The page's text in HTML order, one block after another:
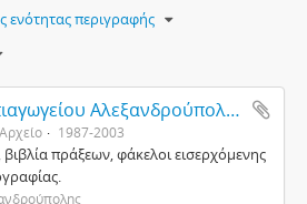
ενότητας περιγραφής
Αρχείο 15ου Νηπιαγωγείου Αλεξανδρούπολης
Αρχείο 1987-2003
πράξεων, φάκελοι εισερχόμενης